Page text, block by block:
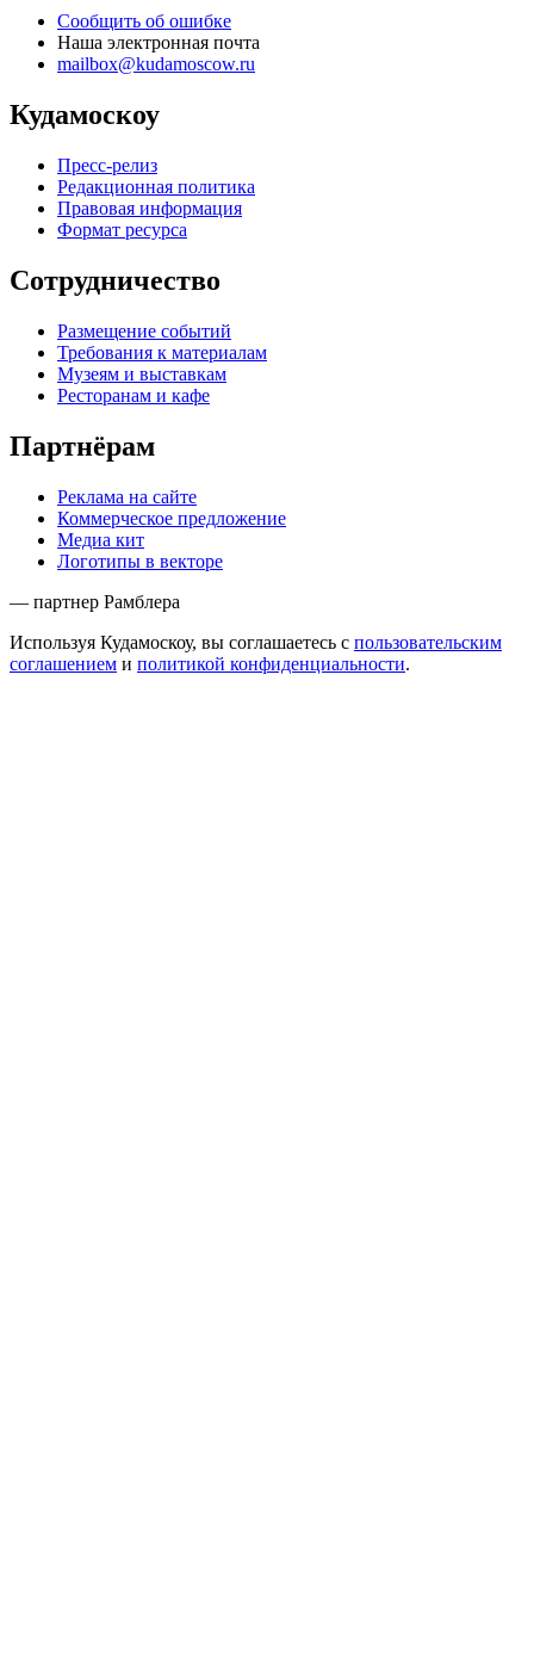
Сообщить об ошибке
Наша электронная почта
mailbox@kudamoscow.ru
Кудамоскоу
Пресс-релиз
Редакционная политика
Правовая информация
Формат ресурса
Сотрудничество
Размещение событий
Требования к материалам
Музеям и выставкам
Ресторанам и кафе
Партнёрам
Реклама на сайте
Коммерческое предложение
Медиа кит
Логотипы в векторе
— партнер Рамблера
Используя Кудамоскоу, вы соглашаетесь с пользовательским
соглашением и политикой конфиденциальности.